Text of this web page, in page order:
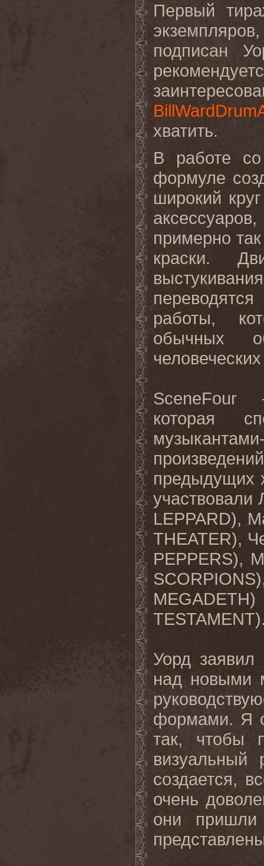
Первый
подписан
хватить.
В работе
формуле
широкий
примерно
краски.
работы,
обычных
человеческих
SceneFour
которая
предыдущих
участвовали
LEPPARD),
THEATER),
PEPPERS),
Уорд
над новыми
формами. Я с
так, чтобы
создается,
очень
они